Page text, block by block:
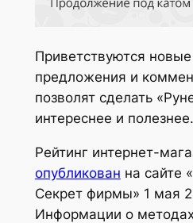
Приветствуются
предложения и
позволят сделать
интереснее и полезнее.
Рейтинг интернет-
опубликован на сайте
Секрет фирмы» 1 мая
Информации о